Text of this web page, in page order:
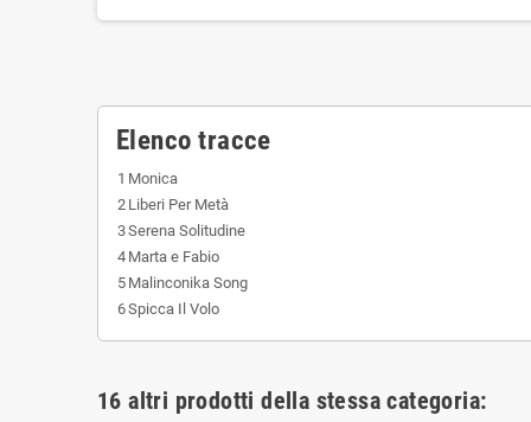
Elenco tracce
1 Monica
2 Liberi Per Metà
3Serena Solitudine
4 Marta e Fabio
5 Malinconika Song
6Spicca Il Volo
16 altri prodotti della stessa categoria: